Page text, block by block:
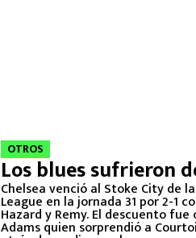
OTROS
Los blues sufrieron
Chelsea venció al Stoke City de
League en la jornada 31 por 2-1
Hazard y Remy. El descuento fue
Adams quien sorprendió a